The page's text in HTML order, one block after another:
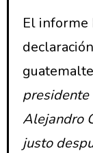
El informe
presidente
Alejandro
justo